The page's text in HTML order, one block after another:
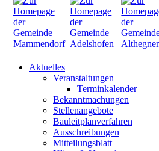
Aktuelles
Veranstaltungen
Terminkalender
Bekanntmachungen
Stellenangebote
Bauleitplanverfahren
Ausschreibungen
Mitteilungsblatt